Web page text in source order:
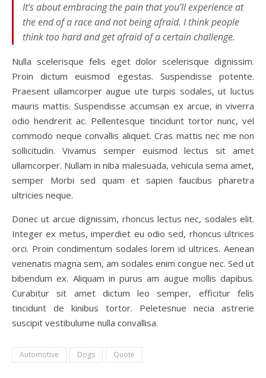
It’s about embracing the pain that you’ll experience at
the end of a race and not being afraid. I think people
think too hard and get afraid of a certain challenge.
Nulla scelerisque felis eget dolor scelerisque dignissim.
Proin dictum euismod egestas. Suspendisse potente.
Praesent ullamcorper augue ute turpis sodales, ut luctus
mauris mattis. Suspendisse accumsan ex arcue, in viverra
odio hendrerit ac. Pellentesque tincidunt tortor nunc, vel
commodo neque convallis aliquet. Cras mattis nec me non
sollicitudin. Vivamus semper euismod lectus sit amet
ullamcorper. Nullam in niba malesuada, vehicula sema amet,
semper Morbi sed quam et sapien faucibus pharetra
ultricies neque.
Donec ut arcue dignissim, rhoncus lectus nec, sodales elit.
Integer ex metus, imperdiet eu odio sed, rhoncus ultrices
orci. Proin condimentum sodales lorem id ultrices. Aenean
venenatis magna sem, am sodales enim congue nec. Sed ut
bibendum ex. Aliquam in purus am augue mollis dapibus.
Curabitur sit amet dictum leo semper, efficitur felis
tincidunt de kinibus tortor. Peletesnue necia astrerie
suscipit vestibulume nulla convallisa.
Automotive Dogs Quote